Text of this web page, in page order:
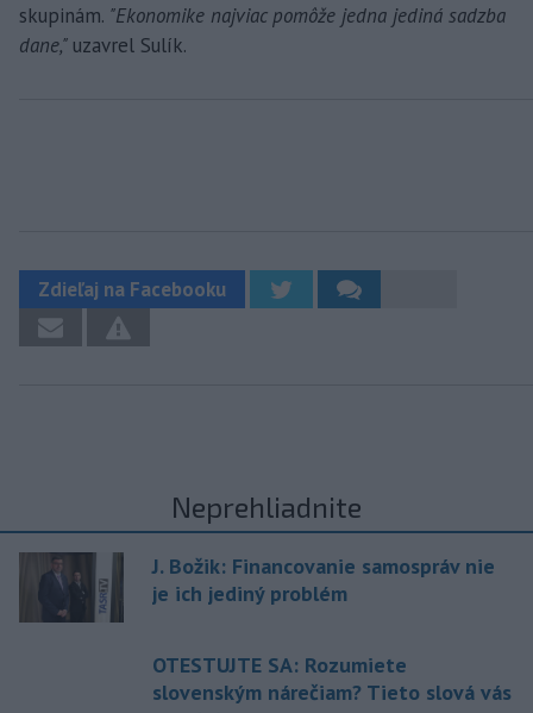
skupinám. "Ekonomike najviac pomôže jedna jediná sadzba
dane," uzavrel Sulík.
Zdieľaj na Facebooku
Neprehliadnite
J. Božik: Financovanie samospráv nie
je ich jediný problém
OTESTUJTE SA: Rozumiete
slovenským nárečiam? Tieto slová vás